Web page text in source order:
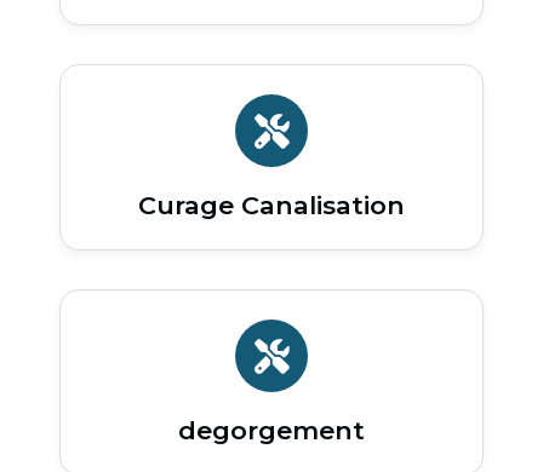
Curage Canalisation
degorgement